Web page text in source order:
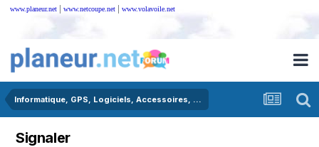
www.planeur.net | www.netcoupe.net | www.volavoile.net
Informatique, GPS, Logiciels, Accessoires, ...
Signaler